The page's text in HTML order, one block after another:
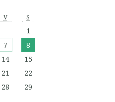
V S
1
7
8
14
15
21
22
28
29